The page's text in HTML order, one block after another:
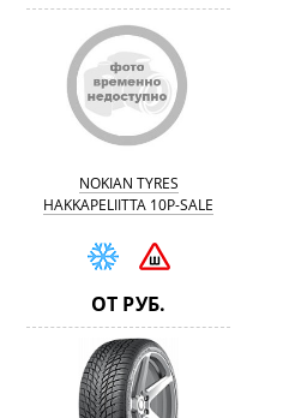
NOKIAN TYRES
HAKKAPELIITTA 10P-SALE
ОТ РУБ.